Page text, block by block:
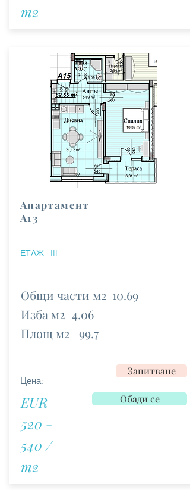
m2
Апартамент
А13
III
ЕТАЖ
Общи части м2
Изба м2
Площ м2
10.69
4.06
99.7
Цена:
EUR
520 -
540 /
m2
Запитване
Обади се